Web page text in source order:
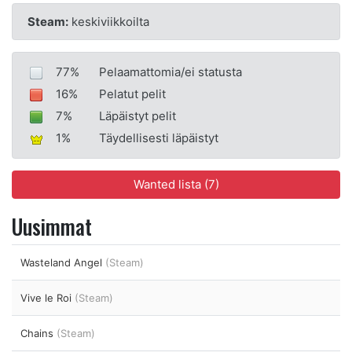
Steam:keskiviikkoilta
77%
Pelaamattomia/ei statusta
16%
Pelatut pelit
7%
Läpäistyt pelit
1%
Täydellisesti läpäistyt
Wanted lista (7)
Uusimmat
Wasteland Angel (Steam)
Vive le Roi (Steam)
Chains (Steam)